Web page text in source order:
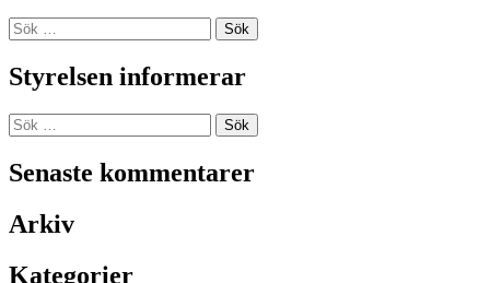
Sök
efter:
Styrelsen informerar
Sök
efter:
Senaste kommentarer
Arkiv
Kategorier